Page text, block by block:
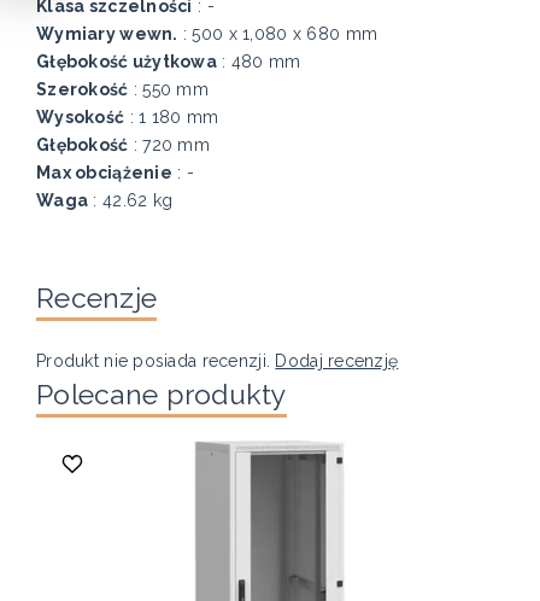
Klasa szczelności : -
Wymiary wewn. : 500 x 1,080 x 680 mm
Głębokość użytkowa : 480 mm
Szerokość : 550 mm
Wysokość : 1 180 mm
Głębokość : 720 mm
Max obciążenie : -
Waga : 42.62 kg
Recenzje
Produkt nie posiada recenzji. Dodaj recenzję
Polecane produkty